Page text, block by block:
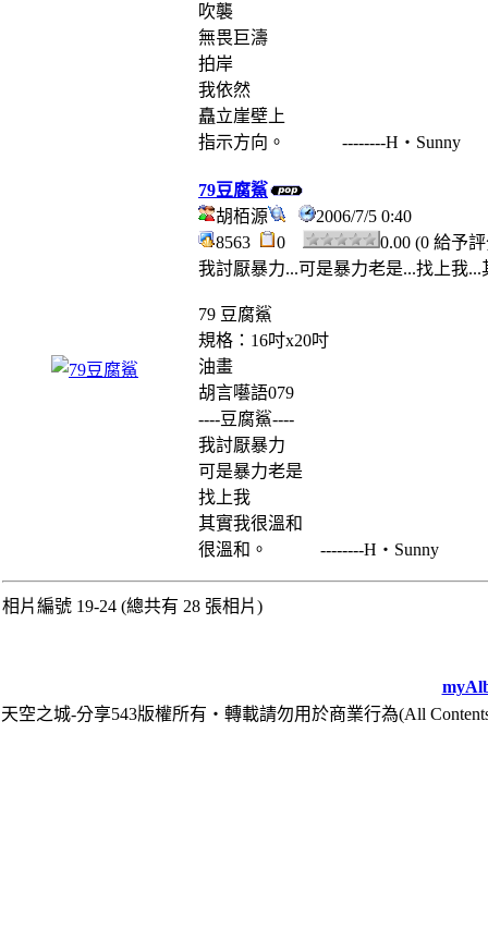
吹襲
無畏巨濤
拍岸
我依然
矗立崖壁上
指示方向。 --------H‧Sunny
79豆腐鯊
胡栢源
2006/7/5 0:40
8563
0
0.00 (0 給予
我討厭暴力...可是暴力老是...找上我
79 豆腐鯊
規格：16吋x20吋
油畫
胡言囈語079
----豆腐鯊----
我討厭暴力
可是暴力老是
找上我
其實我很溫和
很溫和。 --------H‧Sunny
相片編號 19-24 (總共有 28 張相片)
天空之城-分享543版權所有‧轉載請勿用於商業行為(All Contents